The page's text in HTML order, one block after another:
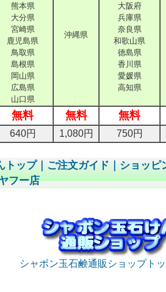
熊本県
大分県
宮崎県
鹿児島県
鳥取県
島根県
岡山県
広島県
山口県
沖縄県
大阪府
兵庫県
奈良県
和歌山県
徳島県
香川県
愛媛県
高知県
無料 無料 無料
640円 1,080円 750円
トップ｜ご注文ガイド｜ショッピ
フー店
シャボン玉石鹸通販ショップト